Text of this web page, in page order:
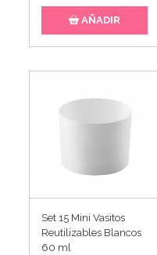
AÑADIR
Set 15 Mini Vasitos
Reutilizables Blancos
60 ml